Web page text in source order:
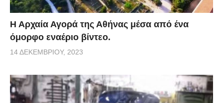
Η Αρχαία Αγορά της Αθήνας μέσα από ένα
όμορφο εναέριο βίντεο.
14 ΔΕΚΕΜΒΡΊΟΥ, 2023